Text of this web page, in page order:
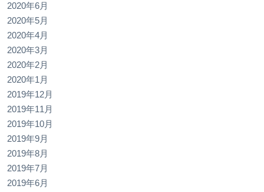
2020年6月
2020年5月
2020年4月
2020年3月
2020年2月
2020年1月
2019年12月
2019年11月
2019年10月
2019年9月
2019年8月
2019年7月
2019年6月